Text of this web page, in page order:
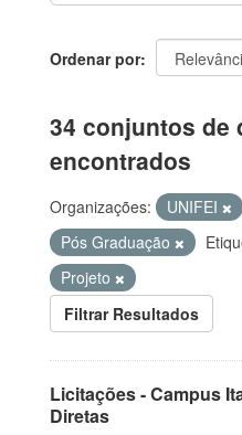
Ordenar por
34 conjuntos de
encontrados
Organizações: UNIFEI
Pós Graduação
Projeto
Filtrar Resultados
Licitações - Campus
Diretas